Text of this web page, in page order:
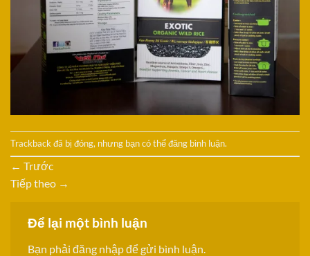
Trackback đã bị đóng, nhưng bạn có thểđăng bình luận.
← Trước
Tiếp theo →
Để lại một bình luận
Bạn phải đăng nhậpđể gửi bình luận.